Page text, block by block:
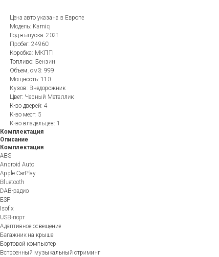
Цена авто указана в Европе
Модель: Kamiq
Год выпуска: 2021
Пробег: 24960
Коробка: МКПП
Топливо: Бензин
Объем, см3: 999
Мощность: 110
Кузов: Внедорожник
Цвет: Черный Металлик
К-во дверей: 4
К-во мест: 5
К-во владельцев: 1
Комплектация
Описание
Комплектация
ABS
Android Auto
Apple CarPlay
Bluetooth
DAB-радио
ESP
Isofix
USB-порт
Адаптивное освещение
Багажник на крыше
Бортовой компьютер
Встроенный музыкальный стриминг